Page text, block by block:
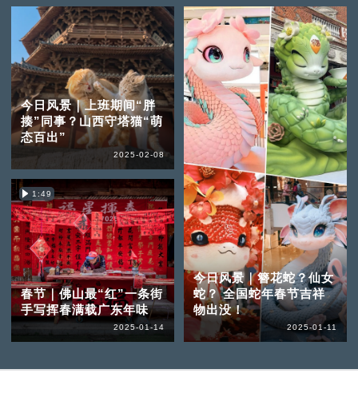
今日风景｜上班期间“胖
揍”同事？山西守塔猫“萌
态百出”
2025-02-08
1:49
春节｜佛山最“红”一条街
手写挥春满载广东年味
2025-01-14
今日风景｜簪花蛇？仙女
蛇？ 全国蛇年春节吉祥
物出没！
2025-01-11